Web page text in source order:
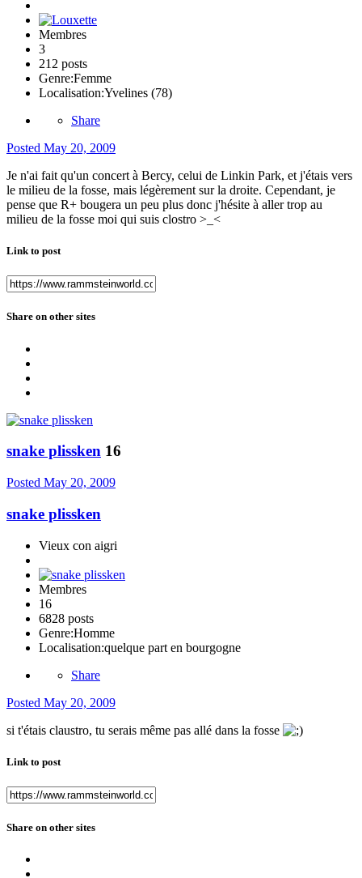
Membres
3
212 posts
Genre:Femme
Localisation:Yvelines (78)
Share
Posted May 20, 2009
Je n'ai fait qu'un concert à Bercy, celui de Linkin Park, et j'étais vers
le milieu de la fosse, mais légèrement sur la droite. Cependant, je
pense que R+ bougera un peu plus donc j'hésite à aller trop au
milieu de la fosse moi qui suis clostro >_<
Link to post
Share on other sites
snake plissken 16
Posted May 20, 2009
snake plissken
Vieux con aigri
Membres
16
6828 posts
Genre:Homme
Localisation:quelque part en bourgogne
Share
Posted May 20, 2009
si t'étais claustro, tu serais même pas allé dans la fosse
Link to post
Share on other sites